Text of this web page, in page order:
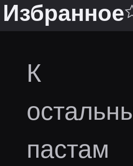
Избранное
К
пастам